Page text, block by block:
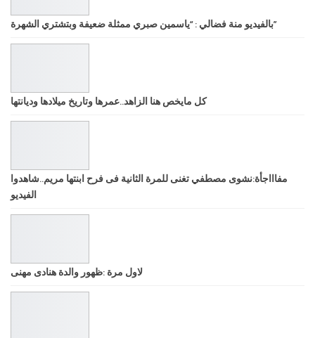
بالفيديو منة فضالي : “ياسمين صبري ممثلة ضعيفة وبتشتري الشهرة”
كل مايخص هنا الزاهد..عمرها وتاريخ ميلادها وديانتها
مفاااجأة:نشوى مصطفي تغنى للمرة الثانية فى فرح ابنتها مريم..شاهدوا
الفيديو
لاول مرة :ظهور والدة هنادى مهنى